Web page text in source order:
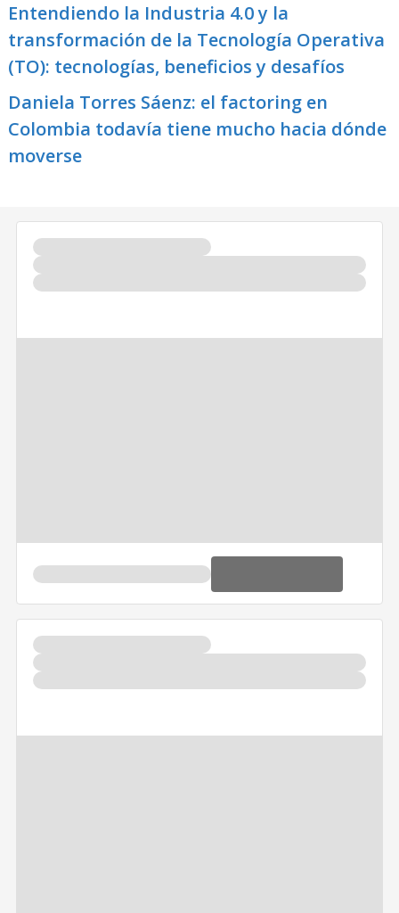
Entendiendo la Industria 4.0 y la
transformación de la Tecnología Operativa
(TO): tecnologías, beneficios y desafíos
Daniela Torres Sáenz: el factoring en
Colombia todavía tiene mucho hacia dónde
moverse